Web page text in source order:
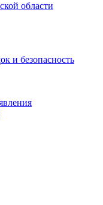
области
и безопасность